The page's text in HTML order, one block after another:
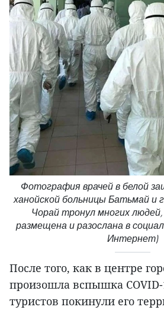
Фотография врачей в белой
ханойской больницы Батьмай и
Чорай тронул многих
размещена и разослана в
Интернет)
После того, как в центре
произошла вспышка
туристов покинули его